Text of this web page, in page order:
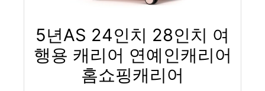
5년AS 24인치 28인치 여
행용 캐리어 연예인캐리어
홈쇼핑캐리어